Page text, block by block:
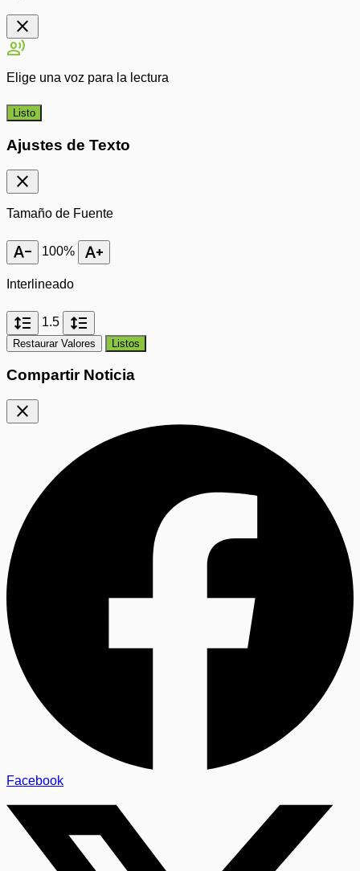
close
record_voice_over
Elige una voz para la lectura
Listo
Ajustes de Texto
close
Tamaño de Fuente
text_decrease 100% text_increase
Interlineado
format_line_spacing 1.5 format_line_spacing
Restaurar Valores Listos
Compartir Noticia
close
Facebook